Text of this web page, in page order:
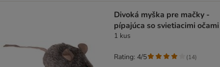
Divoká myška pre mačky -
pípajúca so svietiacimi očami
1 kus
Rating: 4/5 (14)